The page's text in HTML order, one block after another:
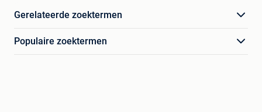
Gerelateerde zoektermen
Populaire zoektermen